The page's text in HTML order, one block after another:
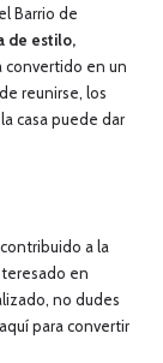
Barrio de
de estilo,
convertido en un
reunirse, los
casa puede dar
a la
en
no dudes
aquí para convertir